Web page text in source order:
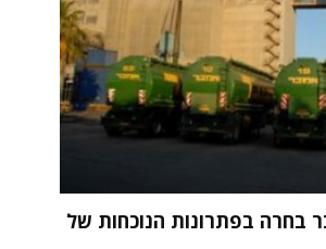
בחרה בפתרונות הנוכחות של